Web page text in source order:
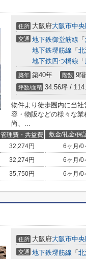
住所 大阪府大阪市中
交通 地下鉄御堂筋線 「
地下鉄堺筋線 「
地下鉄四つ橋線 「
築年 築40年 階数 9
坪数/面積 34.56坪 /
物件より徒歩圏内に当
容・物販などの様々な業
尚、...
管理費・共益費 敷金/礼金/保
32,274円 6ヶ月 /0
32,274円 6ヶ月 /0
35,750円 6ヶ月 /0
住所 大阪府大阪市中
交通 地下鉄堺筋線 「